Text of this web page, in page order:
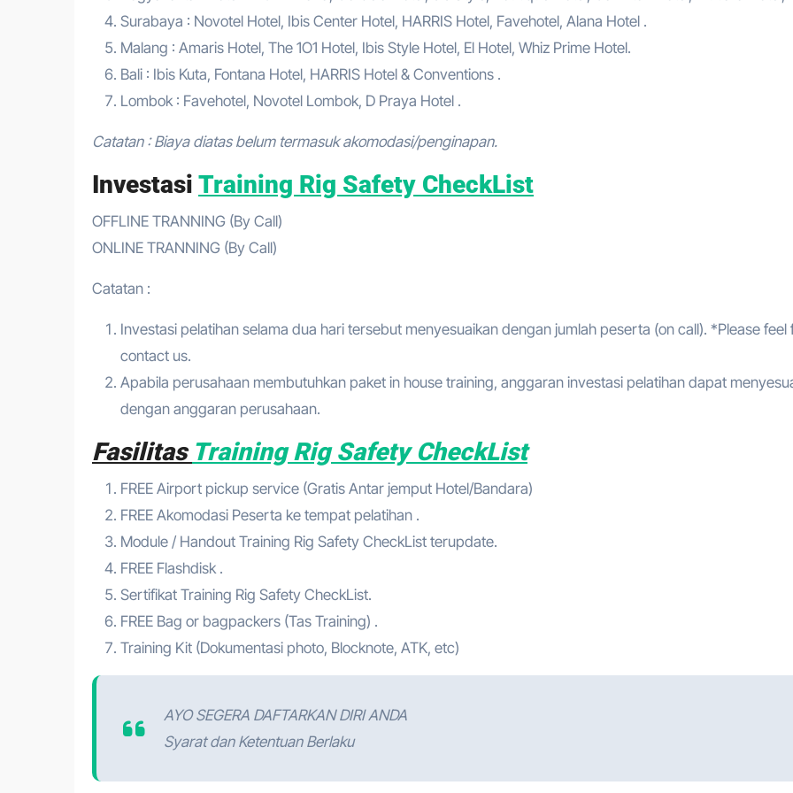
Surabaya : Novotel Hotel, Ibis Center Hotel, HARRIS Hotel, Favehotel, Alana Hotel .
Malang : Amaris Hotel, The 1O1 Hotel, Ibis Style Hotel, El Hotel, Whiz Prime Hotel.
Bali : Ibis Kuta, Fontana Hotel, HARRIS Hotel & Conventions .
Lombok : Favehotel, Novotel Lombok, D Praya Hotel .
Catatan : Biaya diatas belum termasuk akomodasi/penginapan.
Investasi Training Rig Safety CheckList
OFFLINE TRANNING (By Call)
ONLINE TRANNING (By Call)
Catatan :
Investasi pelatihan selama dua hari tersebut menyesuaikan dengan jumlah peserta (on call). *Please feel
contact us.
Apabila perusahaan membutuhkan paket in house training, anggaran investasi pelatihan dapat
dengan anggaran perusahaan.
Fasilitas Training Rig Safety CheckList
FREE Airport pickup service (Gratis Antar jemput Hotel/Bandara)
FREE Akomodasi Peserta ke tempat pelatihan .
Module / Handout Training Rig Safety CheckList terupdate.
FREE Flashdisk .
Sertifikat Training Rig Safety CheckList.
FREE Bag or bagpackers (Tas Training) .
Training Kit (Dokumentasi photo, Blocknote, ATK, etc)
AYO SEGERA DAFTARKAN DIRI ANDA
Syarat dan Ketentuan Berlaku